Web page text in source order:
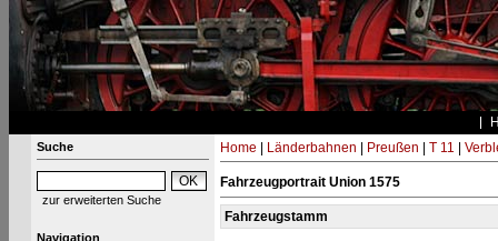
Suche
zur erweiterten Suche
Navigation
Home Länderbahnen Preußen T 11
Fahrzeugportrait Union 1575
Fahrzeugstamm